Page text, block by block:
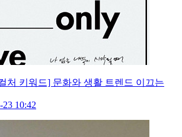
처 키워드] 문화와 생활 트렌드 이끄는
23 10:42